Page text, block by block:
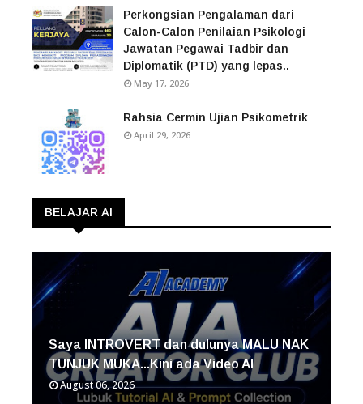
Perkongsian Pengalaman dari
Calon-Calon Penilaian Psikologi
Jawatan Pegawai Tadbir dan
Diplomatik (PTD) yang lepas..
May 17, 2026
Rahsia Cermin Ujian Psikometrik
April 29, 2026
BELAJAR AI
Saya INTROVERT dan dulunya MALU NAK
TUNJUK MUKA...Kini ada Video AI
August 06, 2026